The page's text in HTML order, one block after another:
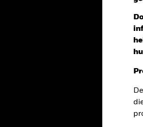
Verandering NAV 1 dag per 06/aug/
USD -1,50 (-